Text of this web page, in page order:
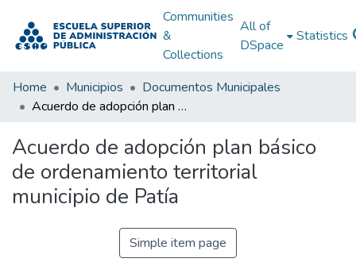
Communities
&
Collections
All of
DSpace
Statistics
Home Municipios
Documentos Municipales
Acuerdo de adopción plan básico de ordenamiento territorial municipio de Patía
Acuerdo de adopción plan básico
de ordenamiento territorial
municipio de Patía
Simple item page